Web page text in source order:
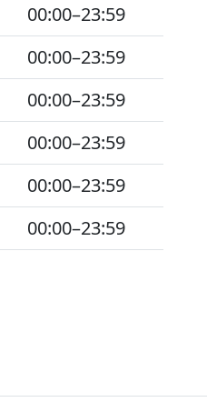
00:00–23:59
00:00–23:59
00:00–23:59
00:00–23:59
00:00–23:59
00:00–23:59